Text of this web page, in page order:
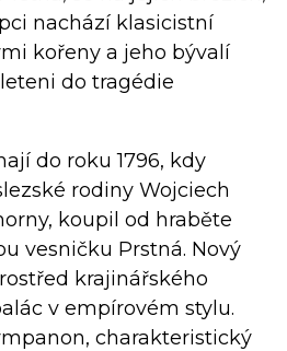
nachází klasicistní
kořeny a jeho bývalí
do tragédie
do roku 1796, kdy
rodiny Wojciech
koupil od hraběte
vesničku Prstná. Nový
krajinářského
v empírovém stylu.
charakteristický